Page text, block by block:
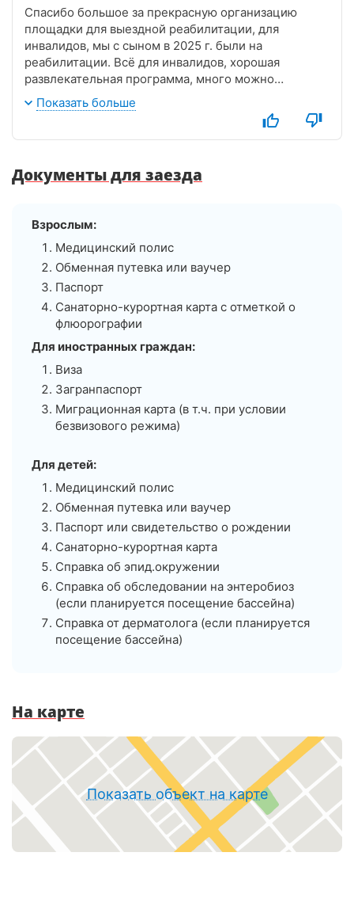
Спасибо большое за прекрасную организацию
площадки для выездной реабилитации, для
инвалидов, мы с сыном в 2025 г. были на
реабилитации. Всё для инвалидов, хорошая
развлекательная программа, много можно
перечислить, положительные эмоции, Спасибо!!!!
Мы очень хотим еще!
Показать больше
Документы для заезда
Взрослым:
Медицинский полис
Обменная путевка или ваучер
Паспорт
Санаторно-курортная карта с отметкой о
флюорографии
Для иностранных граждан:
Виза
Загранпаспорт
Миграционная карта (в т.ч. при условии
безвизового режима)
Для детей:
Медицинский полис
Обменная путевка или ваучер
Паспорт или свидетельство о рождении
Санаторно-курортная карта
Справка об эпид.окружении
Справка об обследовании на энтеробиоз
(если планируется посещение бассейна)
Справка от дерматолога (если планируется
посещение бассейна)
На карте
Показать объект на карте